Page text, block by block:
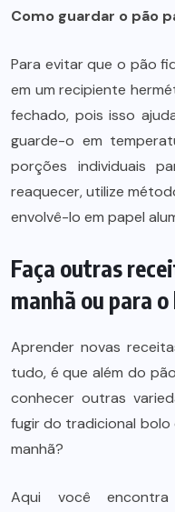
Como guardar o pão
Para evitar que o pão
em um recipiente
fechado, pois isso
guarde-o em
porções individuais
reaquecer, utilize
envolvê-lo em papel
Faça outras
manhã ou para o
Aprender novas
tudo, é que além do
conhecer outras
fugir do tradicional bolo
manhã?
Aqui você